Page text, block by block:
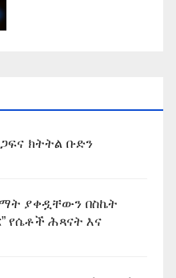
ክትትል ቡድን
ያቀዷቸውን በስኬት
የሴቶች ሕጻናት እና